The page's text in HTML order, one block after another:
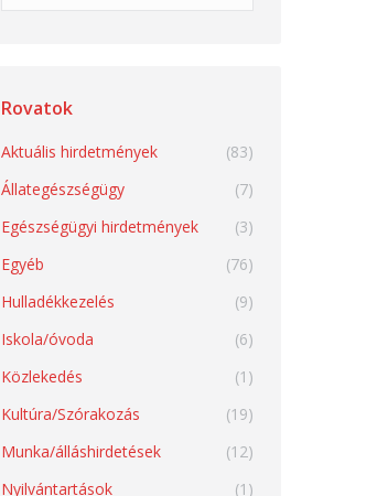
Rovatok
Aktuális hirdetmények
(83)
Állategészségügy
(7)
Egészségügyi hirdetmények
(3)
Egyéb
(76)
Hulladékkezelés
(9)
Iskola/óvoda
(6)
Közlekedés
(1)
Kultúra/Szórakozás
(19)
Munka/álláshirdetések
(12)
Nyilvántartások
(1)